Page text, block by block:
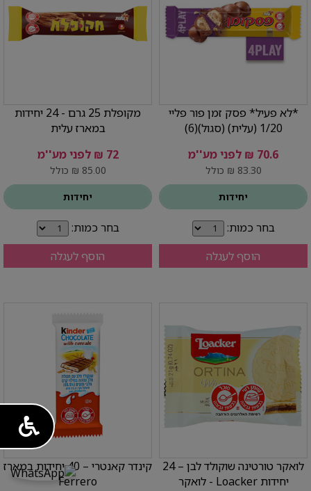
*לא פעיל* פסק זמן פור פליי
1/20 (עלית) (סגול)(6)
70.6 ₪ לפני מע''מ
83.30 ₪ כולל
יחידות
בחר כמות:
הוסף לעגלה
מקופלת 25 גרם - 24 יחידות
במארז עלית
72 ₪ לפני מע''מ
85.00 ₪ כולל
יחידות
בחר כמות:
הוסף לעגלה
לואקר טורטינה שוקולד לבן – 24
יחידות Loacker - לואקר
קינדר קאנטרי – 40 יחידות במארז
Ferrero